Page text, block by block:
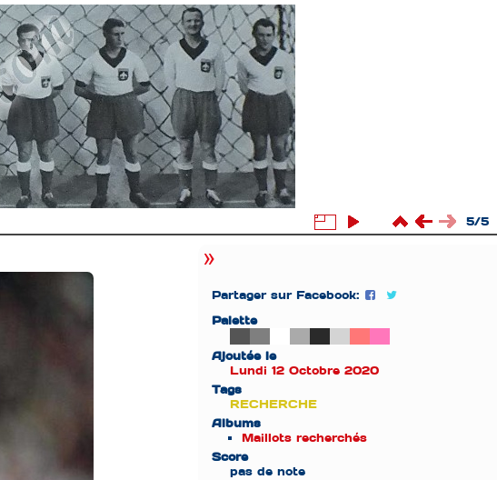
5/5
Partager sur Facebook:
Palette
Ajoutée le
Lundi 12 Octobre 2020
Tags
RECHERCHE
Albums
Maillots recherchés
Score
pas de note